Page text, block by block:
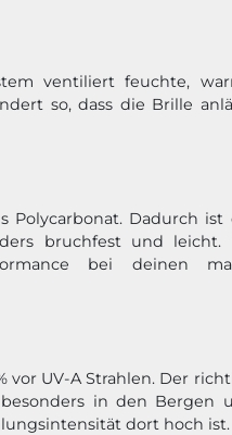
ventiliert feuchte,
so, dass die Brille
Polycarbonat. Dadurch ist
bruchfest und leicht.
bei deinen
vor UV-A Strahlen. Der
in den Bergen
dort hoch ist.